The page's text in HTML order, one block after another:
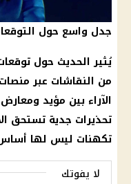
جدل واسع حول
يُثير الحديث حول
من النقاشات عبر
الآراء بين مؤيد
تحذيرات جدية تستحق
تكهنات ليس لها
لا يفوتك